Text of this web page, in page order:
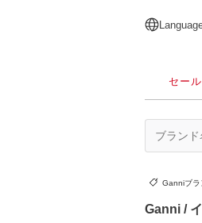
日本語
English
简体中文
繁體中文
セール
Ganniブラ
Ganni /